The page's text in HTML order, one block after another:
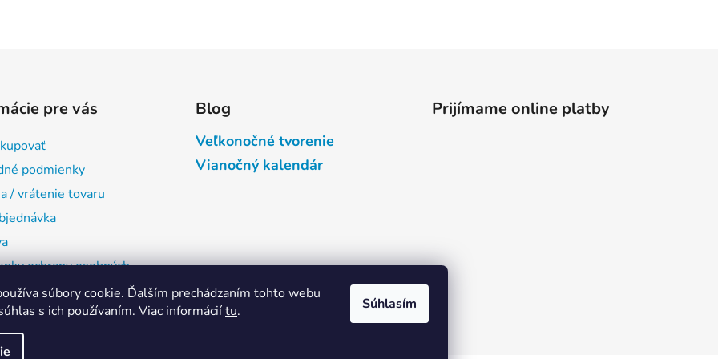
súbory cookie. Ďalším prechádzaním tohto webu
s ich používaním. Viac informáciítu. Súhlasím
pre vás
podmienky
/ vrátenie tovaru
ochrany osobných
Blog
Veľkonočné tvorenie
Vianočný kalendár
Prijímame online platby